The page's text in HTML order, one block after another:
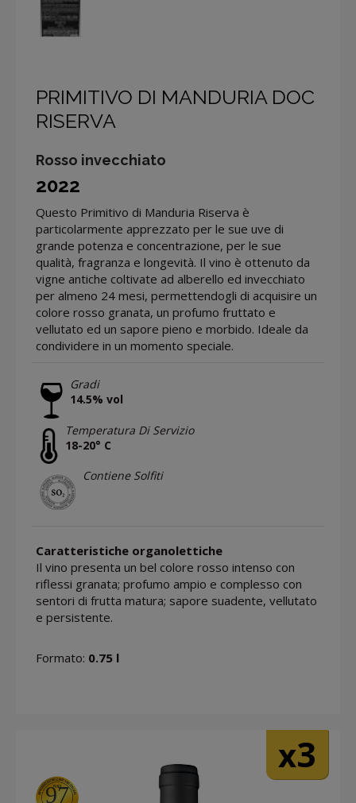
PRIMITIVO DI MANDURIA DOC
RISERVA
Rosso invecchiato
2022
Questo Primitivo di Manduria Riserva è
particolarmente apprezzato per le sue uve di
grande potenza e concentrazione, per le sue
qualità, fragranza e longevità. Il vino è ottenuto da
vigne antiche coltivate ad alberello ed invecchiato
per almeno 24 mesi, permettendogli di acquisire un
colore rosso granata, un profumo fruttato e
vellutato ed un sapore pieno e morbido. Ideale da
condividere in un momento speciale.
Gradi
14.5% vol
Temperatura Di Servizio
18-20° C
Contiene Solfiti
Caratteristiche organolettiche
Il vino presenta un bel colore rosso intenso con
riflessi granata; profumo ampio e complesso con
sentori di frutta matura; sapore suadente, vellutato
e persistente.
Formato: 0.75 l
97
x3